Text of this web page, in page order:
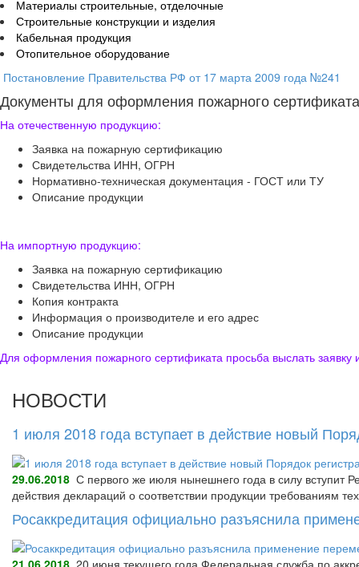
Материалы строительные, отделочные
Строительные конструкции и изделия
Кабельная продукция
Отопительное оборудование
Постановление Правительства РФ от 17 марта 2009 года №241
Документы для оформления пожарного сертификата
На отечественную продукцию:
Заявка на пожарную сертификацию
Свидетельства ИНН, ОГРН
Нормативно-техническая документация - ГОСТ или ТУ
Описание продукции
На импортную продукцию:
Заявка на пожарную сертификацию
Свидетельства ИНН, ОГРН
Копия контракта
Информация о производителе и его адрес
Описание продукции
Для оформления пожарного сертификата просьба выслать
НОВОСТИ
1 июля 2018 года вступает в действие новый
29.06.2018 С первого же июля нынешнего года в силу вступит
действия деклараций о соответствии продукции требованиям
Росаккредитация официально разъяснила